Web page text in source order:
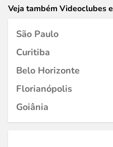
Veja também Videoclubes
São Paulo
Curitiba
Belo Horizonte
Florianópolis
Goiânia